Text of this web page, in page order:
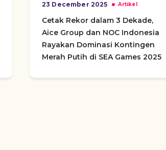
23 December 2025 Artikel
Cetak Rekor dalam 3 Dekade,
Aice Group dan NOC Indonesia
Rayakan Dominasi Kontingen
Merah Putih di SEA Games 2025